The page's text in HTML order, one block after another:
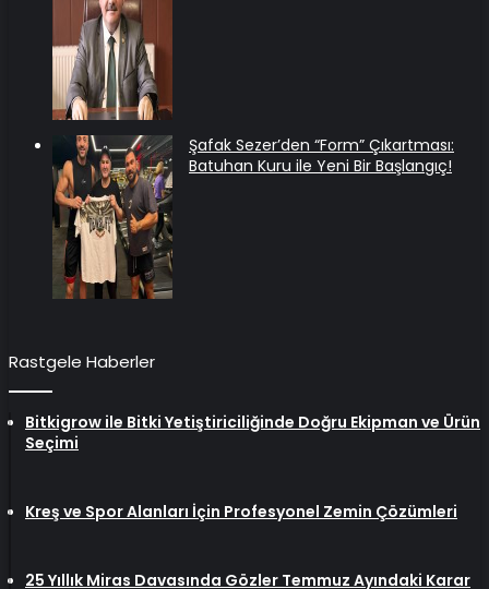
Şafak Sezer’den “Form” Çıkartması:
Batuhan Kuru ile Yeni Bir Başlangıç!
Rastgele Haberler
Bitkigrow ile Bitki Yetiştiriciliğinde Doğru Ekipman ve Ürün
Seçimi
Kreş ve Spor Alanları İçin Profesyonel Zemin Çözümleri
25 Yıllık Miras Davasında Gözler Temmuz Ayındaki Karar